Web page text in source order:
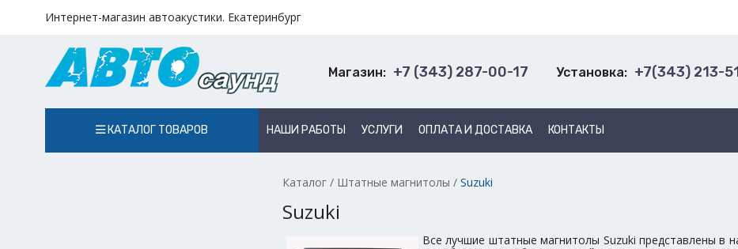
Интернет-магазин автоакустики. Екатеринбург
Магазин: +7 (343) 287-00-17 Установка: +7(343) 213-
КАТАЛОГ ТОВАРОВ НАШИ РАБОТЫ УСЛУГИ ОПЛАТА И ДОСТАВКА КОНТАКТЫ
Каталог / Штатные магнитолы / Suzuki
Suzuki
Все лучшие штатные магнитолы Suzuki представлены в